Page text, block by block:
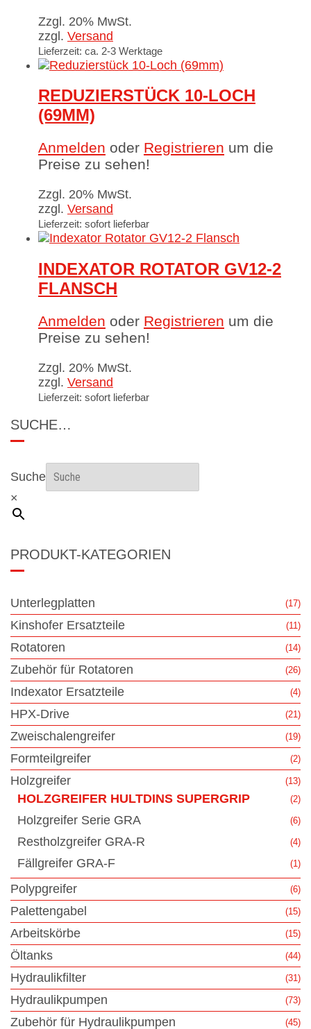
Zzgl. 20% MwSt.
zzgl. Versand
Lieferzeit: ca. 2-3 Werktage
REDUZIERSTÜCK 10-LOCH
(69MM)
Anmelden oder Registrieren um die
Preise zu sehen!
Zzgl. 20% MwSt.
zzgl. Versand
Lieferzeit: sofort lieferbar
INDEXATOR ROTATOR GV12-2
FLANSCH
Anmelden oder Registrieren um die
Preise zu sehen!
Zzgl. 20% MwSt.
zzgl. Versand
Lieferzeit: sofort lieferbar
SUCHE…
Suche
×
PRODUKT-KATEGORIEN
Unterlegplatten (17)
Kinshofer Ersatzteile (11)
Rotatoren (14)
Zubehör für Rotatoren (26)
Indexator Ersatzteile (4)
HPX-Drive (21)
Zweischalengreifer (19)
Formteilgreifer (2)
Holzgreifer (13)
HOLZGREIFER HULTDINS SUPERGRIP (2)
Holzgreifer Serie GRA (6)
Restholzgreifer GRA-R (4)
Fällgreifer GRA-F (1)
Polypgreifer (6)
Palettengabel (15)
Arbeitskörbe (15)
Öltanks (44)
Hydraulikfilter (31)
Hydraulikpumpen (73)
Zubehör für Hydraulikpumpen (45)